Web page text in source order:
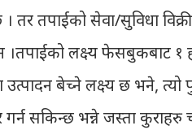
। तर तपाईको सेवा/सुविधा
लक्ष्य फेसबुकबाट १
उत्पादन बेच्ने लक्ष्य छ भने,
गर्न सकिन्छ भन्ने जस्ता